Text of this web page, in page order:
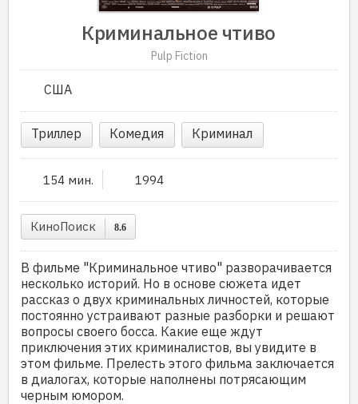
Криминальное чтиво
Pulp Fiction
США
Триллер Комедия Криминал
154 мин. 1994
КиноПоиск 8.6
В фильме "Криминальное чтиво" разворачивается
несколько историй. Но в основе сюжета идет
рассказ о двух криминальных личностей, которые
постоянно устраивают разные разборки и решают
вопросы своего босса. Какие еще ждут
приключения этих криминалистов, вы увидите в
этом фильме. Прелесть этого фильма заключается
в диалогах, которые наполнены потрясающим
черным юмором.